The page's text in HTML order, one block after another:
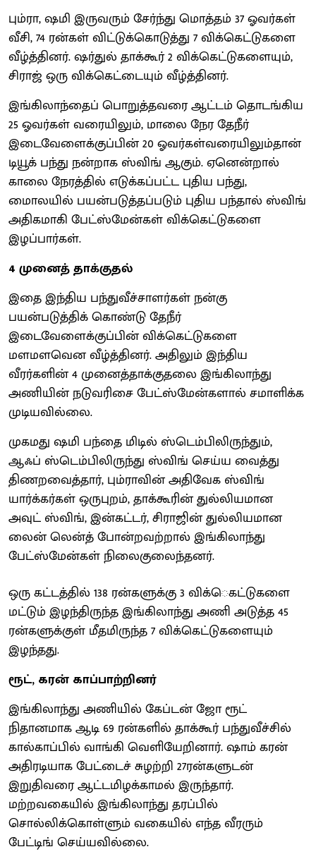
பும்ரா, ஷமி இருவரும் சேர்ந்து மொத்தம் 37 ஓவர்கள்
வீசி, 74 ரன்கள் விட்டுக்கொடுத்து 7 விக்கெட்டுகளை
வீழ்த்தினர். ஷர்துல் தாக்கூர் 2 விக்கெட்டுகளையும்,
சிராஜ் ஒரு விக்கெட்டையும் வீழ்த்தினர்.
இங்கிலாந்தைப் பொறுத்தவரை ஆட்டம் தொடங்கிய
25 ஓவர்கள் வரையிலும், மாலை நேர தேநீர்
இடைவேளைக்குப்பின் 20 ஓவர்கள்வரையிலும்தான்
டியூக் பந்து நன்றாக ஸ்விங் ஆகும். ஏனென்றால்
காலை நேரத்தில் எடுக்கப்பட்ட புதிய பந்து,
மாைலயில் பயன்படுத்தப்படும் புதிய பந்தால் ஸ்விங்
அதிகமாகி பேட்ஸ்மேன்கள் விக்கெட்டுகளை
இழப்பார்கள்.
4 முனைத் தாக்குதல்
இதை இந்திய பந்துவீச்சாளர்கள் நன்கு
பயன்படுத்திக் கொண்டு தேநீர்
இடைவேளைக்குப்பின் விக்கெட்டுகளை
மளமளவென வீழ்த்தினர். அதிலும் இந்திய
வீரர்களின் 4 முனைத்தாக்குதலை இங்கிலாந்து
அணியின் நடுவரிசை பேட்ஸ்மேன்களால் சமாளிக்க
முடியவில்லை.
முகமது ஷமி பந்தை மிடில் ஸ்டெம்பிலிருந்தும்,
ஆஃப் ஸ்டெம்பிலிருந்து ஸ்விங் செய்ய வைத்து
திணறவைத்தார், பும்ராவின் அதிவேக ஸ்விங்
யார்க்கர்கள் ஒருபுறம், தாக்கூரின் துல்லியமான
அவுட் ஸ்விங், இன்கட்டர், சிராஜின் துல்லியமான
லைன் லென்த் போன்றவற்றால் இங்கிலாந்து
பேட்ஸ்மேன்கள் நிலைகுலைந்தனர்.
ஒரு கட்டத்தில் 138 ரன்களுக்கு 3 விக்ெகட்டுகளை
மட்டும் இழந்திருந்த இங்கிலாந்து அணி அடுத்த 45
ரன்களுக்குள் மீதமிருந்த 7 விக்கெட்டுகளையும்
இழந்தது.
ரூட், கரன் காப்பாற்றினர்
இங்கிலாந்து அணியில் கேப்டன் ஜோ ரூட்
நிதானமாக ஆடி 69 ரன்களில் தாக்கூர் பந்துவீச்சில்
கால்காப்பில் வாங்கி வெளியேறினார். ஷாம் கரன்
அதிரடியாக பேட்டைச் சுழற்றி 27ரன்களுடன்
இறுதிவரை ஆட்டமிழக்காமல் இருந்தார்.
மற்றவகையில் இங்கிலாந்து தரப்பில்
சொல்லிக்கொள்ளும் வகையில் எந்த வீரரும்
பேட்டிங் செய்யவில்லை.